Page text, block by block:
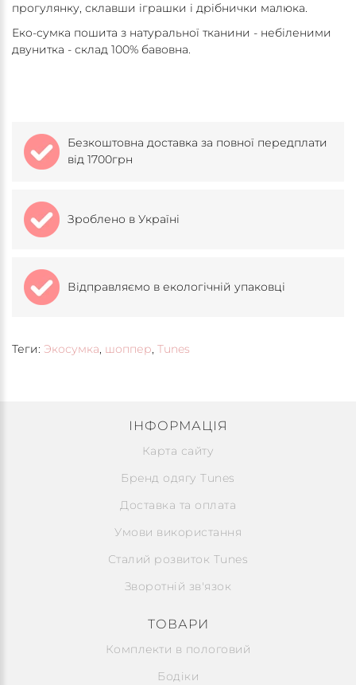
прогулянку, склавши іграшки і дрібнички малюка.
Еко-сумка пошита з натуральної тканини - небіленими
двунитка - склад 100% бавовна.
Безкоштовна доставка за повної передплати
від 1700грн
Зроблено в Україні
Відправляємо в екологічній упаковці
Теги: Экосумка, шоппер, Tunes
ІНФОРМАЦІЯ
Карта сайту
Бренд одягу Tunes
Доставка та оплата
Умови використання
Сталий розвиток Tunes
Зворотній зв'язок
ТОВАРИ
Комплекти в пологовий
Бодіки